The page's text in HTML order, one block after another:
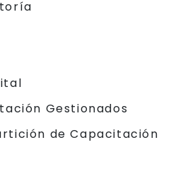
Gestionados
de Capacitación